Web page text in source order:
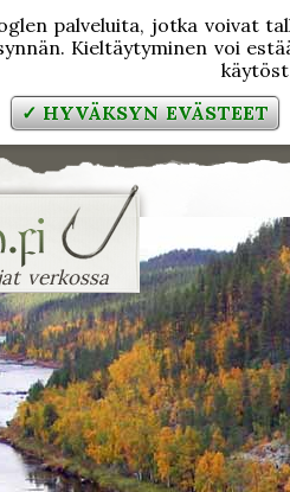
palveluita, jotka voivat
Kieltäytyminen voi
✓ HYVÄKSYN EVÄSTEET
verkossa